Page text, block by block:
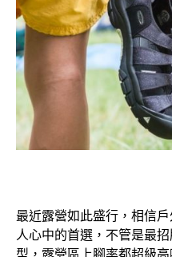
最近露營如此盛行，相信
人心中的首選，不管是最
型，露營區上腳率都超級